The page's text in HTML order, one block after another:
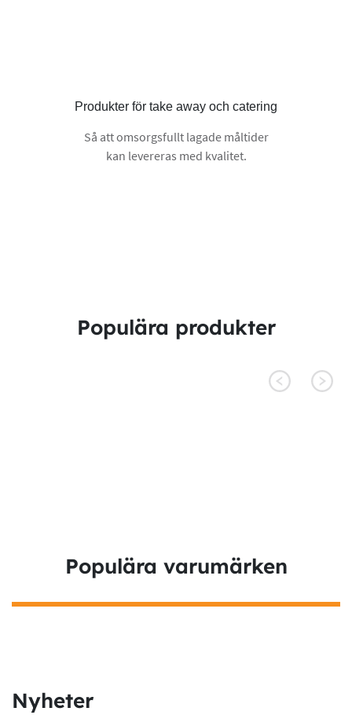
Produkter för take away och catering
Så att omsorgsfullt lagade måltider
kan levereras med kvalitet.
Populära produkter
Worksafe 5710552 Servicebyxa
Populära varumärken
Nyheter